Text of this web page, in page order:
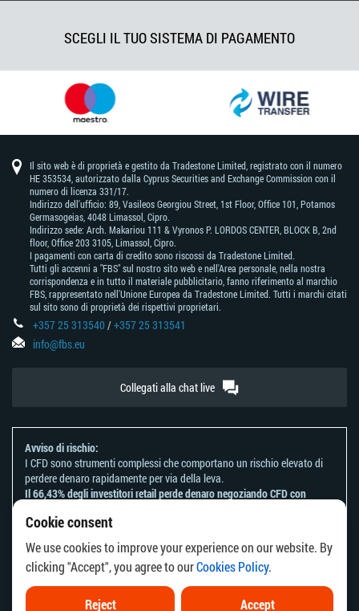
Cookie consent
We use cookies to improve your experience on our website. By
clicking "Accept", you agree to ourCookies Policy.
Reject Accept
SCEGLI IL TUO SISTEMA DI PAGAMENTO
Il sito web è di proprietà e gestito da Tradestone Limited, registrato con il numero
HE 353534, autorizzato dalla Cyprus Securities and Exchange Commission con il
numero di licenza 331/17.
Indirizzo dell'ufficio: 89, Vasileos Georgiou Street, 1st Floor, Office 101, Potamos
Germasogeias, 4048 Limassol, Cipro.
Indirizzo sede: Arch. Makariou 111 & Vyronos Р. LORDOS CENTER, BLOCK В, 2nd
floor, Office 203 3105, Limassol, Cipro.
I pagamenti con carta di credito sono riscossi da Tradestone Limited.
Tutti gli accenni a "FBS" sul nostro sito web e nell'Area personale, nella nostra
corrispondenza e in tutto il materiale pubblicitario, fanno riferimento al marchio
FBS, rappresentato nell'Unione Europea da Tradestone Limited. Tutti i marchi citati
sul sito sono di proprietà dei rispettivi proprietari.
+357 25 313540/+357 25 313541
info@fbs.eu
Collegati alla chat live
Avviso di rischio:
I CFD sono strumenti complessi che comportano un rischio elevato di
perdere denaro rapidamente per via della leva.
Il 66,43% degli investitori retail perde denaro negoziando CFD con
Dovresti considerare se comprendi come funzionano i CFD e se puoi
permetterti di correre il rischio di perdere il tuo denaro.
Fai riferimento alla nostraInformativa sui rischi.
Le informazioni su questo sito web non sono dirette ai residenti di
alcun paese o giurisdizione in cui la distribuzione o l'uso di tali
informazioni è contrario alla legge o alla regolamentazione locale.